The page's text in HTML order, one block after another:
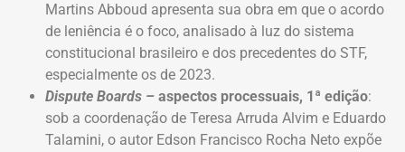
Martins Abboud apresenta sua obra em que o acordo
de leniência é o foco, analisado à luz do sistema
constitucional brasileiro e dos precedentes do STF,
especialmente os de 2023.
Dispute Boards – aspectos processuais, 1ª edição:
sob a coordenação de Teresa Arruda Alvim e Eduardo
Talamini, o autor Edson Francisco Rocha Neto expõe